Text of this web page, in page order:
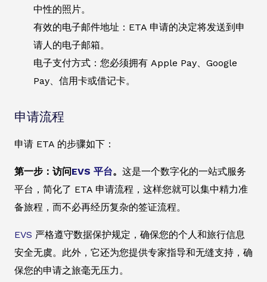
中性的照片。
有效的电子邮件地址：ETA 申请的决定将发送到申
请人的电子邮箱。
电子支付方式：您必须拥有 Apple Pay、Google
Pay、信用卡或借记卡。
申请流程
申请 ETA 的步骤如下：
第一步：访问EVS 平台。 这是一个数字化的一站式服务
平台，简化了 ETA 申请流程，这样您就可以集中精力准
备旅程，而不必再经历复杂的签证流程。
EVS 严格遵守数据保护规定，确保您的个人和旅行信息
安全无虞。此外，它还为您提供专家指导和无缝支持，确
保您的申请之旅毫无压力。